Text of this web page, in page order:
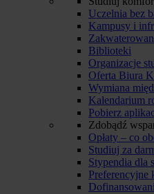
Uczelnia bez
Kampusy i
Biblioteki
Organizacje
Oferta Biura
Wymiana
Kalendarium
Pobierz
Zdobądź
Opłaty – co
Studiuj za
Stypendia dla
Preferencyjne